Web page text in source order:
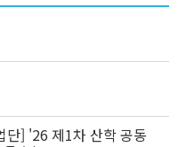
단] '26 제1차 산학 공동